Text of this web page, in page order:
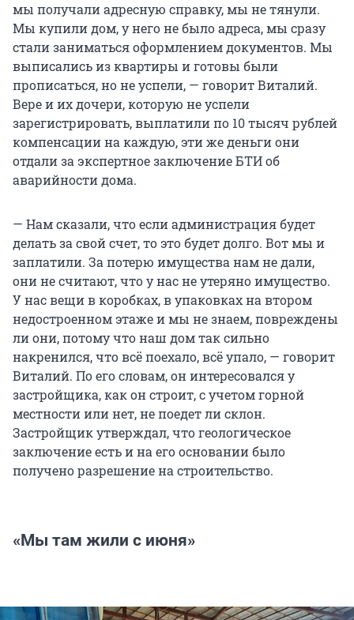
мы получали адресную справку, мы не тянули.
Мы купили дом, у него не было адреса, мы сразу
стали заниматься оформлением документов. Мы
выписались из квартиры и готовы были
прописаться, но не успели, — говорит Виталий.
Вере и их дочери, которую не успели
зарегистрировать, выплатили по 10 тысяч рублей
компенсации на каждую, эти же деньги они
отдали за экспертное заключение БТИ об
аварийности дома.
— Нам сказали, что если администрация будет
делать за свой счет, то это будет долго. Вот мы и
заплатили. За потерю имущества нам не дали,
они не считают, что у нас не утеряно имущество.
У нас вещи в коробках, в упаковках на втором
недостроенном этаже и мы не знаем, повреждены
ли они, потому что наш дом так сильно
накренился, что всё поехало, всё упало, — говорит
Виталий. По его словам, он интересовался у
застройщика, как он строит, с учетом горной
местности или нет, не поедет ли склон.
Застройщик утверждал, что геологическое
заключение есть и на его основании было
получено разрешение на строительство.
«Мы там жили с июня»